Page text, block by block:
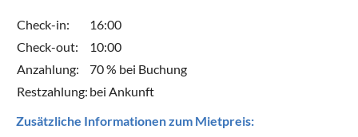
Check-in:
16:00
Check-out:
10:00
Anzahlung:
70 % bei Buchung
Restzahlung: bei Ankunft
Zusätzliche Informationen zum Mietpreis: